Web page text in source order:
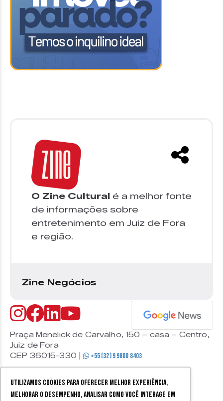
Utilizamos cookies para oferecer melhor experiência,
melhorar o desempenho, analisar como você interage em
O Zine Cultural é a melhor fonte
de informações sobre
entretenimento em Juiz de Fora
e região.
Zine Negócios
Praça Menelick de Carvalho, 150 – casa – Centro,
Juiz de Fora
CEP 36015-330 |
+55 (32) 9 9800 8403